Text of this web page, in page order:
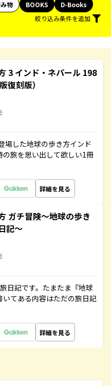
物 BOOKS
D-Books
絞り込み条件を追加
3 インド・ネパール 198
復刻版）
場した地球の歩き方インド
旅を思い出して欲しい1冊
詳細を見る
ガチ冒険～地球の歩き
記～
日記です。たまたま『地球
てある内容はただの旅日記
詳細を見る